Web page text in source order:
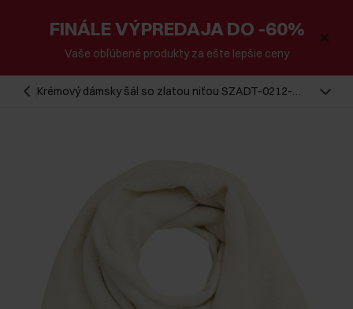
FINÁLE VÝPREDAJA DO -60%
Vaše obľúbené produkty za ešte lepšie ceny
Krémový dámsky šál so zlatou niťou SZADT-0212-